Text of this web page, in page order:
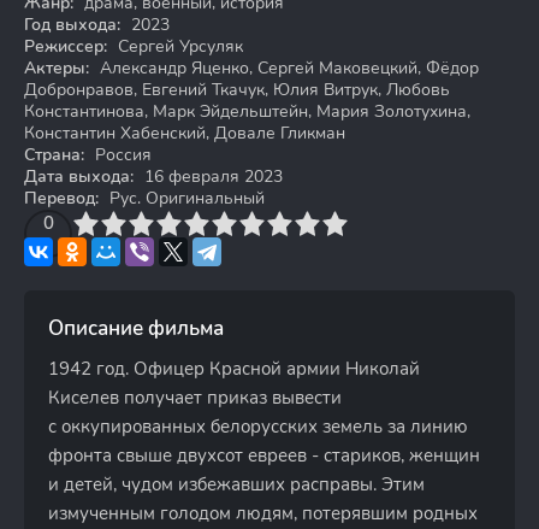
Год выхода: 2023
Режиссер: Сергей Урсуляк
Актеры: Александр Яценко, Сергей Маковецкий, Фёдор
Добронравов, Евгений Ткачук, Юлия Витрук, Любовь
Константинова, Марк Эйдельштейн, Мария Золотухина,
Константин Хабенский, Довале Гликман
Страна: Россия
Дата выхода: 16 февраля 2023
Перевод: Рус. Оригинальный
0
4 6 7 8 9 10
Описание фильма
1942 год. Офицер Красной армии Николай
Киселев получает приказ вывести
с оккупированных белорусских земель за линию
фронта свыше двухсот евреев - стариков, женщин
и детей, чудом избежавших расправы. Этим
измученным голодом людям, потерявшим родных